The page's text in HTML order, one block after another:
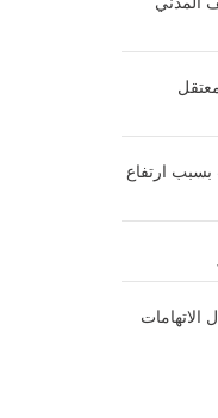
المدني
بسبب ارتفاع
الاتهامات